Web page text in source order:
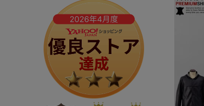
ダブルライダース
MCクラブベスト
レザーパンツ
LEATHER GOODS ▶
レザーインテリア
レザーエプロン
レザーベルト
パーカー / ジャージ
スカジャン
SMART CASUAL ▶
ドレスシャツ / ベスト
ブルゾン
レザーコート
ダブルライダース
皮革衣料にこだわる理由
高品質・低価格を実現できている理由
品質・安全管理体制の構築
サスティナビリティ
途上国生産を通じての社会貢献
著名人や大企業も認める品質の高さ
楽天ショップレビュー4.83点の高評価
永年品質保
返品送料も